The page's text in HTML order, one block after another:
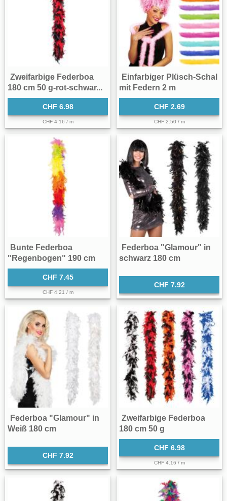
Zweifarbige Federboa
180 cm 50 g-rot-schwar...
CHF 6.98
CHF 4.16 / m
Einfarbiger Plüsch-Schal
mit Federn 2 m
CHF 2.69
CHF 2.50 / m
Bunte Federboa
"Regenbogen" 190 cm
CHF 7.45
CHF 4.21 / m
Federboa "Glamour" in
schwarz 180 cm
CHF 7.92
Federboa "Glamour" in
Weiß 180 cm
CHF 7.92
Zweifarbige Federboa
180 cm 50 g
CHF 6.98
CHF 4.16 / m